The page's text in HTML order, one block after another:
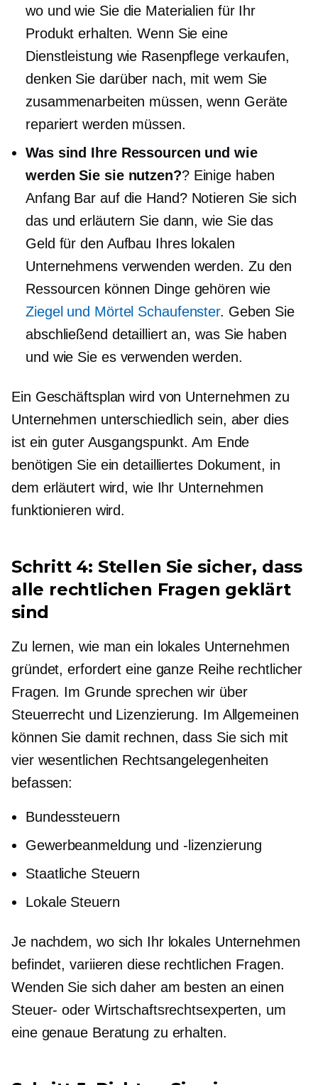
wo und wie Sie die Materialien für Ihr
Produkt erhalten. Wenn Sie eine
Dienstleistung wie Rasenpflege verkaufen,
denken Sie darüber nach, mit wem Sie
zusammenarbeiten müssen, wenn Geräte
repariert werden müssen.
Was sind Ihre Ressourcen und wie
werden Sie sie nutzen?? Einige haben
Anfang Bar auf die Hand? Notieren Sie sich
das und erläutern Sie dann, wie Sie das
Geld für den Aufbau Ihres lokalen
Unternehmens verwenden werden. Zu den
Ressourcen können Dinge gehören wie
Ziegel und Mörtel Schaufenster. Geben Sie
abschließend detailliert an, was Sie haben
und wie Sie es verwenden werden.
Ein Geschäftsplan wird von Unternehmen zu
Unternehmen unterschiedlich sein, aber dies
ist ein guter Ausgangspunkt. Am Ende
benötigen Sie ein detailliertes Dokument, in
dem erläutert wird, wie Ihr Unternehmen
funktionieren wird.
Schritt 4: Stellen Sie sicher, dass
alle rechtlichen Fragen geklärt
sind
Zu lernen, wie man ein lokales Unternehmen
gründet, erfordert eine ganze Reihe rechtlicher
Fragen. Im Grunde sprechen wir über
Steuerrecht und Lizenzierung. Im Allgemeinen
können Sie damit rechnen, dass Sie sich mit
vier wesentlichen Rechtsangelegenheiten
befassen:
Bundessteuern
Gewerbeanmeldung und -lizenzierung
Staatliche Steuern
Lokale Steuern
Je nachdem, wo sich Ihr lokales Unternehmen
befindet, variieren diese rechtlichen Fragen.
Wenden Sie sich daher am besten an einen
Steuer- oder Wirtschaftsrechtsexperten, um
eine genaue Beratung zu erhalten.